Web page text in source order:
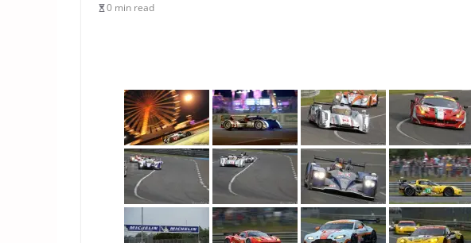
0 min read